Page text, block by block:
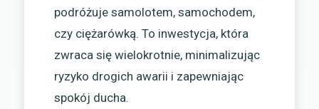
podróżuje samolotem, samochodem,
czy ciężarówką. To inwestycja, która
zwraca się wielokrotnie, minimalizując
ryzyko drogich awarii i zapewniając
spokój ducha.